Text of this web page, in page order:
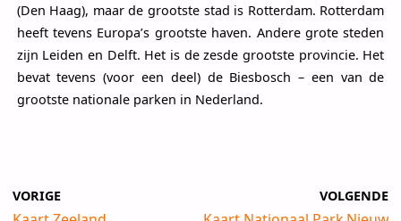
(Den Haag), maar de grootste stad is Rotterdam. Rotterdam
heeft tevens Europa’s grootste haven. Andere grote steden
zijn Leiden en Delft. Het is de zesde grootste provincie. Het
bevat tevens (voor een deel) de Biesbosch – een van de
grootste nationale parken in Nederland.
VORIGE VOLGENDE